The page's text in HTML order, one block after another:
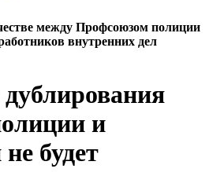
между Профсоюзом полиции
внутренних дел
и
будет